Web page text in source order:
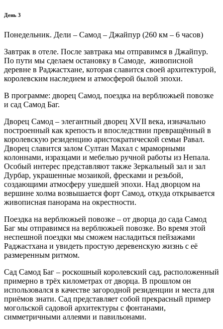
День 3
Понедельник. Дели – Самод – Джайпур (260 км – 6 часов)
Завтрак в отеле. После завтрака мы отправимся в Джайпур.
По пути мы сделаем остановку в Самоде, живописной
деревне в Раджастхане, которая славится своей архитектурой,
королевским наследием и атмосферой былой эпохи.
В программе: дворец Самод, поездка на верблюжьей повозке
и сад Самод Баг.
Дворец Самод – элегантный дворец XVII века, изначально
построенный как крепость и впоследствии превращённый в
королевскую резиденцию аристократической семьи Равал.
Дворец славится залом Султан Махал с мраморными
колоннами, изразцами и мебелью ручной работы из Непала.
Особый интерес представляют также Зеркальный зал и зал
Дурбар, украшенные мозаикой, фресками и резьбой,
создающими атмосферу ушедшей эпохи. Над дворцом на
вершине холма возвышается форт Самод, откуда открывается
живописная панорама на окрестности.
Поездка на верблюжьей повозке – от дворца до сада Самод
Баг мы отправимся на верблюжьей повозке. Во время этой
неспешной поездки мы сможем насладиться пейзажами
Раджастхана и увидеть простую деревенскую жизнь с её
размеренным ритмом.
Сад Самод Баг – роскошный королевский сад, расположенный
примерно в трёх километрах от дворца. В прошлом он
использовался в качестве загородной резиденции и места для
приёмов знати. Сад представляет собой прекрасный пример
могольской садовой архитектуры с фонтанами,
симметричными аллеями и павильонами.